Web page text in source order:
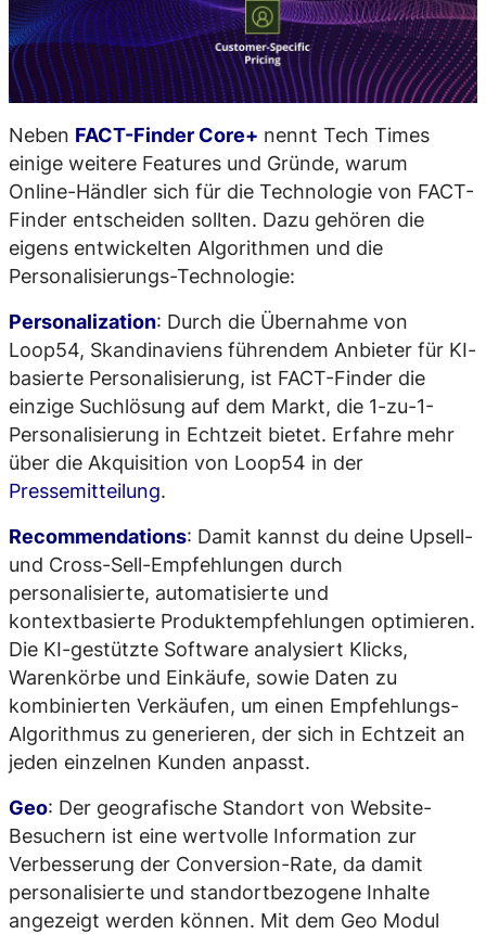
Neben FACT-Finder Core+ nennt Tech Times
einige weitere Features und Gründe, warum
Online-Händler sich für die Technologie von FACT-
Finder entscheiden sollten. Dazu gehören die
eigens entwickelten Algorithmen und die
Personalisierungs-Technologie:
Personalization: Durch die Übernahme von
Loop54, Skandinaviens führendem Anbieter für KI-
basierte Personalisierung, ist FACT-Finder die
einzige Suchlösung auf dem Markt, die 1-zu-1-
Personalisierung in Echtzeit bietet. Erfahre mehr
über die Akquisition von Loop54 in der
Pressemitteilung.
Recommendations: Damit kannst du deine Upsell-
und Cross-Sell-Empfehlungen durch
personalisierte, automatisierte und
kontextbasierte Produktempfehlungen optimieren.
Die KI-gestützte Software analysiert Klicks,
Warenkörbe und Einkäufe, sowie Daten zu
kombinierten Verkäufen, um einen Empfehlungs-
Algorithmus zu generieren, der sich in Echtzeit an
jeden einzelnen Kunden anpasst.
Geo: Der geografische Standort von Website-
Besuchern ist eine wertvolle Information zur
Verbesserung der Conversion-Rate, da damit
personalisierte und standortbezogene Inhalte
angezeigt werden können. Mit dem Geo Modul